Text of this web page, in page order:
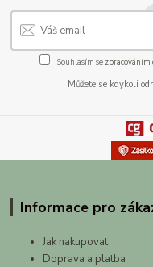
Souhlasím se zpracováním
Můžete se kdykoli
Informace pro
Jak nakupovat
Doprava a platba